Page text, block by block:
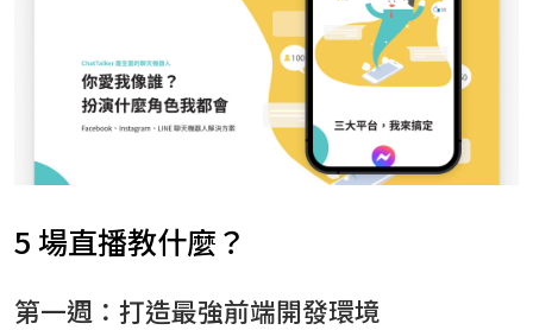
5 場直播教什麼？
第一週：打造最強前端開發環境